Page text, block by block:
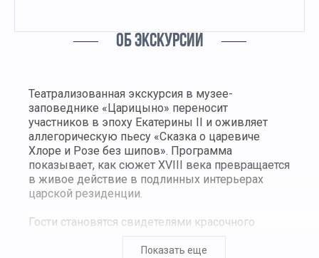
ОБ ЭКСКУРСИИ
Театрализованная экскурсия в музее-
заповеднике «Царицыно» переносит
участников в эпоху Екатерины II и оживляет
аллегорическую пьесу «Сказка о царевиче
Хлоре и Розе без шипов». Программа
показывает, как сюжет XVIII века превращается
в живое действие в подлинных интерьерах
царской резиденции.
Гости становятся свидетелями красочного
раскрывают тему добродетели, благородства и
Показать еще